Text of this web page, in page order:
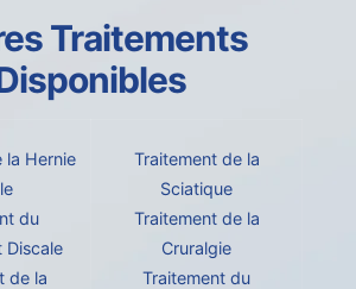
Traitements
la Hernie
du
Discale
de la
Traitement de la
Sciatique
Traitement de la
Cruralgie
Traitement du